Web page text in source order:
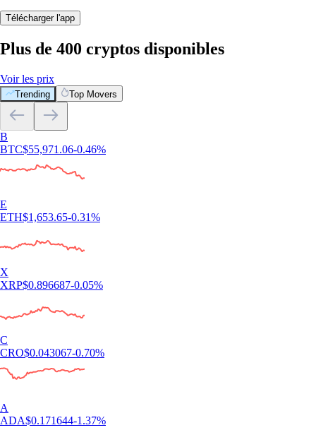
Télécharger l'app
Plus de 400 cryptos disponibles
Voir les prix
Trending Top Movers
B
BTC$55,971.06-0.46%
E
ETH$1,653.65-0.31%
X
XRP$0.896687-0.05%
C
CRO$0.043067-0.70%
A
ADA$0.171644-1.37%